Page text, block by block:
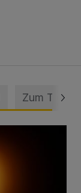
Zum Thema